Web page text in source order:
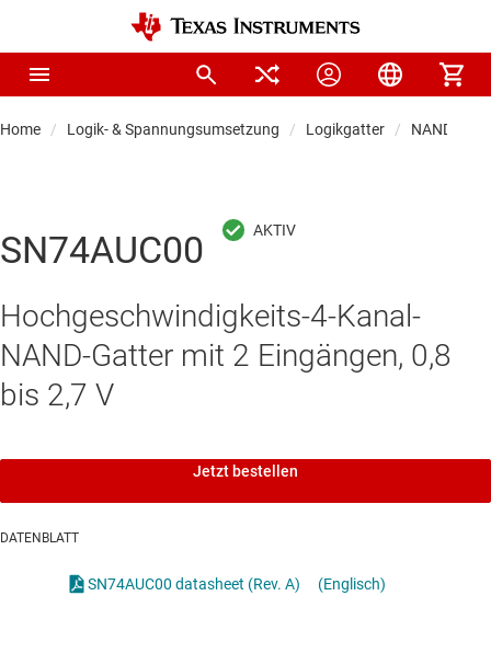
Home Logik- & Spannungsumsetzung Logikgatter NAND-
SN74AUC00
Hochgeschwindigkeits-4-Kanal-
NAND-Gatter mit 2 Eingängen, 0,8
bis 2,7 V
Jetzt bestellen
DATENBLATT
SN74AUC00 datasheet (Rev. A) (Englisch)